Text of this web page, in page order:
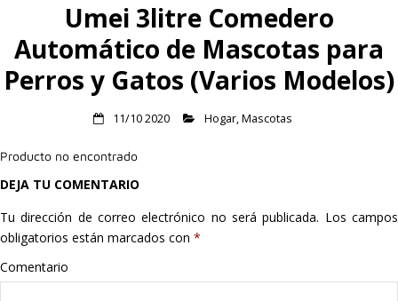
Alimentación
Hogar
Informática
Listas
Umei 3litre Comedero
Automático de Mascotas para
Perros y Gatos (Varios Modelos)
11/10 2020 Hogar,Mascotas
Producto no encontrado
DEJA TU COMENTARIO
Tu dirección de correo electrónico no será publicada. Los campos
obligatorios están marcados con *
Comentario